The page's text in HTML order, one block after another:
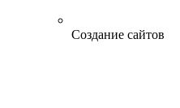
Создание сайтов